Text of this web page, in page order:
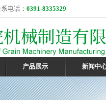
电话： 0391-8335329
产品展示 新闻中